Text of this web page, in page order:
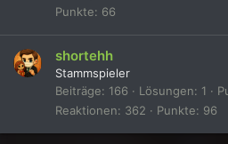
Punkte
66
shortehh
Stammspieler
Beiträge
166 Lösungen 1
Reaktionen
362 Punkte 96